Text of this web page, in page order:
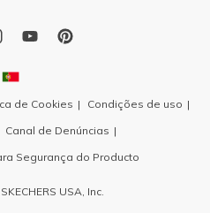
de Cookies
Condições de uso
Canal de Denúncias
Segurança do Producto
USA, Inc.